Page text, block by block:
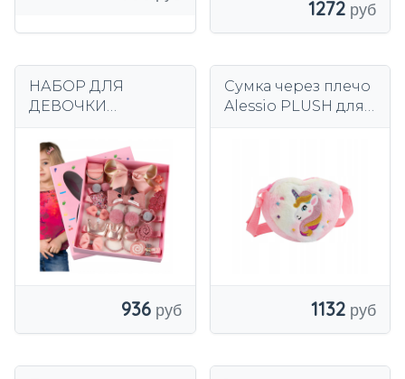
1272
НАБОР ДЛЯ
ДЕВОЧКИ
ПОДАРОЧНАЯ
КОРОБКА
УКРАШЕНИЯ
WM817
936
Сумка через плечо
Alessio PLUSH для
1132